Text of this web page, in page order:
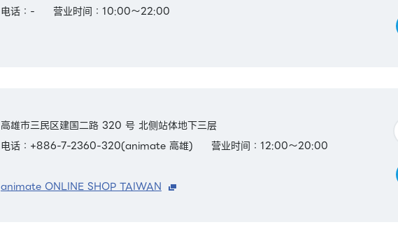
电话：-
营业时间：10:00～22:00
高雄市三民区建国二路 320 号 北侧站体地下三层
电话：+886-7-2360-320(animate 高雄)
营业时间：12:00～20:00
animate ONLINE SHOP TAIWAN